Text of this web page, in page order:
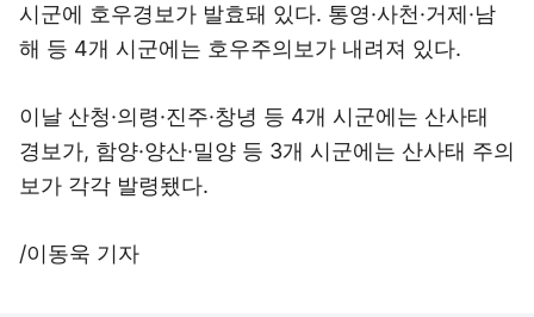
시군에 호우경보가 발효돼 있다. 통영·사천·거제·남
해 등 4개 시군에는 호우주의보가 내려져 있다.
이날 산청·의령·진주·창녕 등 4개 시군에는 산사태
경보가, 함양·양산·밀양 등 3개 시군에는 산사태 주의
보가 각각 발령됐다.
/이동욱 기자